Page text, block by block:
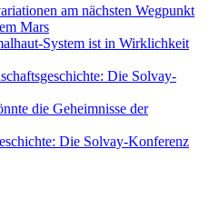
am nächsten Wegpunkt
Mars
System ist in Wirklichkeit
Die Solvay-
die Geheimnisse der
Die Solvay-Konferenz